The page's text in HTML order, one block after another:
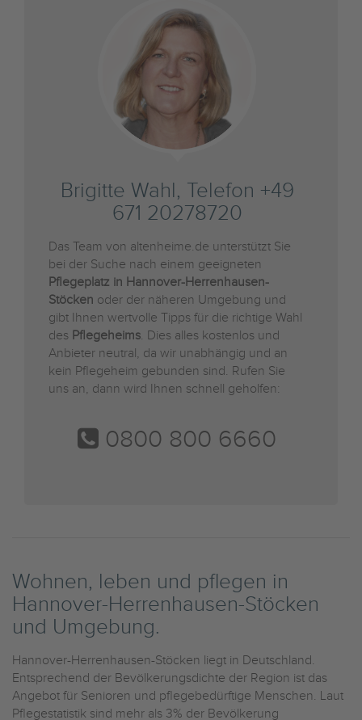
Brigitte Wahl, Telefon +49
671 20278720
Das Team von altenheime.de unterstützt Sie
bei der Suche nach einem geeigneten
Pflegeplatz in Hannover-Herrenhausen-
Stöcken oder der näheren Umgebung und
gibt Ihnen wertvolle Tipps für die richtige Wahl
des Pflegeheims. Dies alles kostenlos und
Anbieter neutral, da wir unabhängig und an
kein Pflegeheim gebunden sind. Rufen Sie
uns an, dann wird Ihnen schnell geholfen:
0800 800 6660
Wohnen, leben und pflegen in
Hannover-Herrenhausen-Stöcken
und Umgebung.
Hannover-Herrenhausen-Stöcken liegt in Deutschland.
Entsprechend der Bevölkerungsdichte der Region ist das
Angebot für Senioren und pflegebedürftige Menschen. Laut
Pflegestatistik sind mehr als 3% der Bevölkerung